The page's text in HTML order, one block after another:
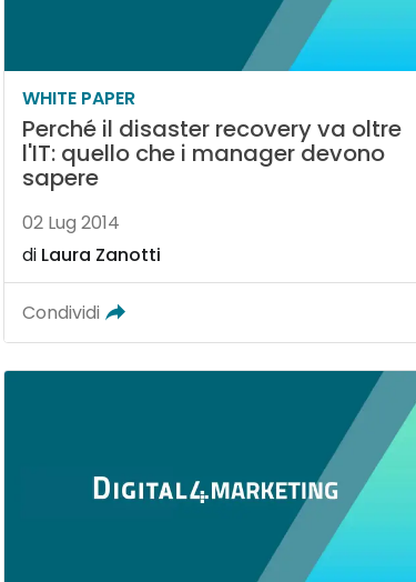
WHITE PAPER
Perché il disaster recovery va oltre
l'IT: quello che i manager devono
sapere
02 Lug 2014
di Laura Zanotti
Condividi